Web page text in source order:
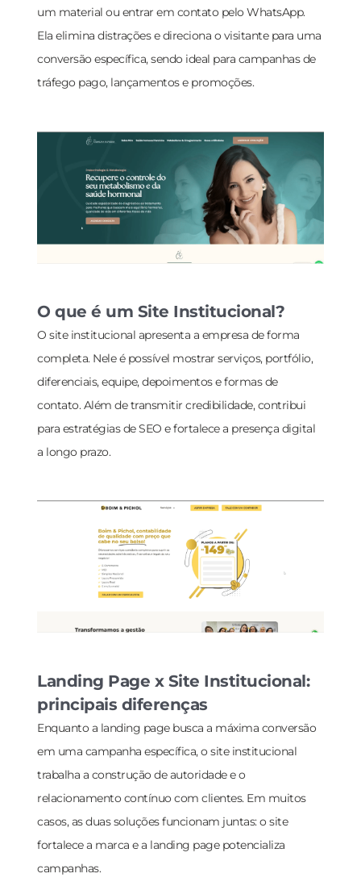
um material ou entrar em contato pelo WhatsApp.
Ela elimina distrações e direciona o visitante para uma
conversão específica, sendo ideal para campanhas de
tráfego pago, lançamentos e promoções.
O que é um Site Institucional?
O site institucional apresenta a empresa de forma
completa. Nele é possível mostrar serviços, portfólio,
diferenciais, equipe, depoimentos e formas de
contato. Além de transmitir credibilidade, contribui
para estratégias de SEO e fortalece a presença digital
a longo prazo.
Landing Page x Site Institucional:
principais diferenças
Enquanto a landing page busca a máxima conversão
em uma campanha específica, o site institucional
trabalha a construção de autoridade e o
relacionamento contínuo com clientes. Em muitos
casos, as duas soluções funcionam juntas: o site
fortalece a marca e a landing page potencializa
campanhas.